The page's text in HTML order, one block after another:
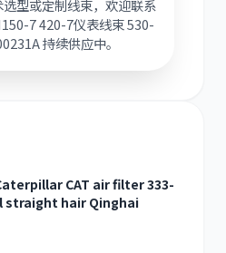
型或定制线束，欢迎联系
7 420-7仪表线束 530-
持续供应中。
CAT air filter 333-
straight hair Qinghai